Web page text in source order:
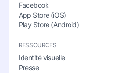
Facebook
App Store (iOS)
Play Store (Android)
RESSOURCES
Identité visuelle
Presse